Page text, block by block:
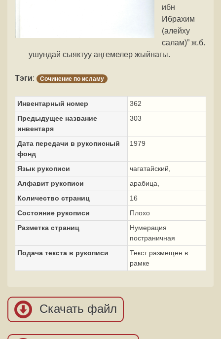
ибн
Ибрахим
(алейху
салам)” ж.б.
ушундай сыяктуу аңгемелер жыйнагы.
Тэги: Сочинение по исламу
Инвентарный номер
362
Предыдущее название
инвентаря
303
Дата передачи в рукописный
фонд
1979
Язык рукописи
чагатайский,
Алфавит рукописи
арабица,
Количество страниц
16
Состояние рукописи
Плохо
Разметка страниц
Нумерация
постраничная
Подача текста в рукописи
Текст размещен в
рамке
Скачать файл